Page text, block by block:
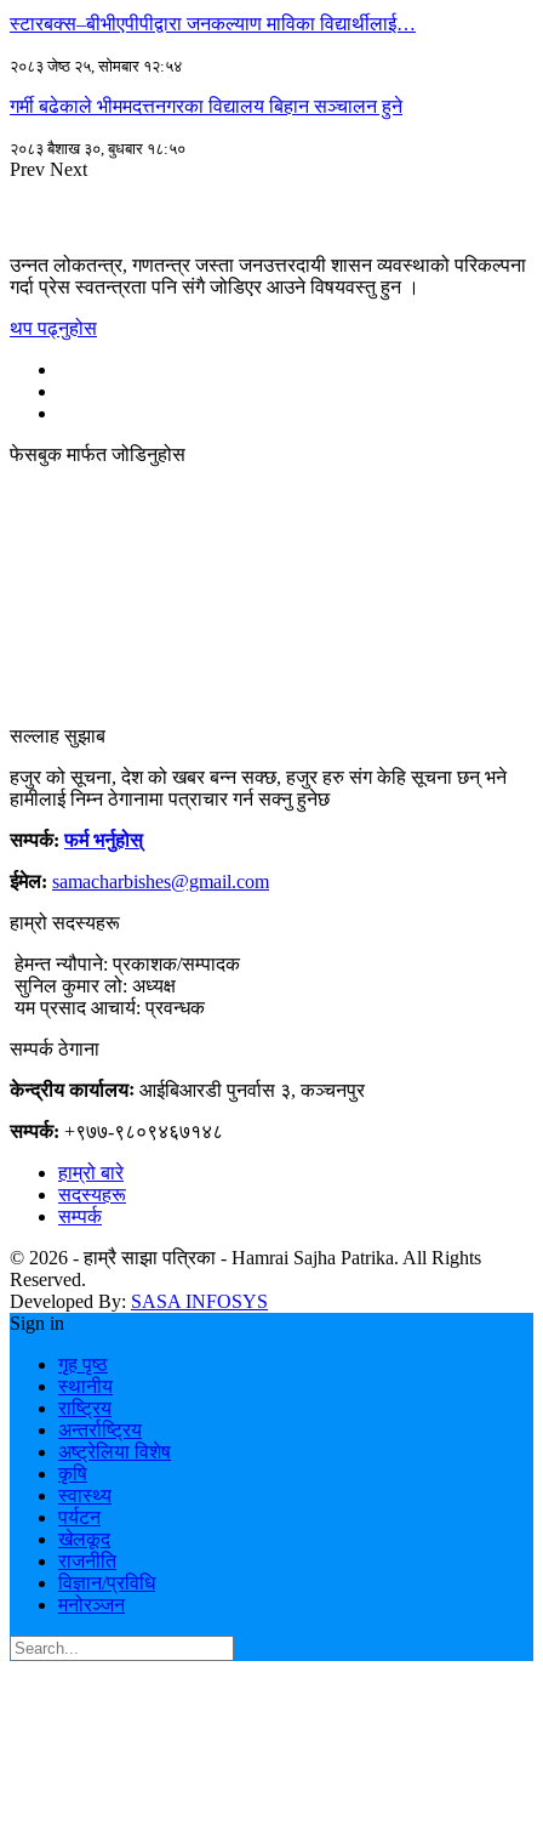
स्टारबक्स–बीभीएपीपीद्वारा जनकल्याण माविका विद्यार्थीलाई…
२०८३ जेष्ठ २५, सोमबार १२:५४
गर्मी बढेकाले भीममदत्तनगरका विद्यालय बिहान सञ्चालन हुने
२०८३ बैशाख ३०, बुधबार १८:५०
Prev Next
उन्नत लोकतन्त्र, गणतन्त्र जस्ता जनउत्तरदायी शासन व्यवस्थाको परिकल्पना
गर्दा प्रेस स्वतन्त्रता पनि संगै जोडिएर आउने विषयवस्तु हुन ।
थप पढ्नुहोस
फेसबुक मार्फत जोडिनुहोस
सल्लाह सुझाब
हजुर को सूचना, देश को खबर बन्न सक्छ, हजुर हरु संग केहि सूचना छन् भने
हामीलाई निम्न ठेगानामा पत्राचार गर्न सक्नु हुनेछ
सम्पर्क:फर्म भर्नुहोस्
ईमेल: samacharbishes@gmail.com
हाम्रो सदस्यहरू
हेमन्त न्यौपाने: प्रकाशक/सम्पादक
सुनिल कुमार लो: अध्यक्ष
यम प्रसाद आचार्य: प्रवन्धक
सम्पर्क ठेगाना
केन्द्रीय कार्यालयः आईबिआरडी पुनर्वास ३, कञ्चनपुर
सम्पर्क: +९७७-९८०९४६७१४८
हाम्रो बारे
सदस्यहरू
सम्पर्क
© 2026 - हाम्रै साझा पत्रिका - Hamrai Sajha Patrika. All Rights
Reserved.
Developed By: SASA INFOSYS
Sign in
गृह पृष्ठ
स्थानीय
राष्ट्रिय
अन्तर्राष्ट्रिय
अष्ट्रेलिया विशेष
कृषि
स्वास्थ्य
पर्यटन
खेलकूद
राजनीति
विज्ञान/प्रविधि
मनोरञ्जन